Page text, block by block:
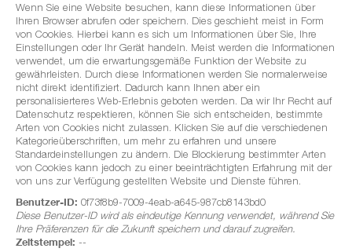
Wenn Sie eine Website besuchen, kann diese Informationen über
Ihren Browser abrufen oder speichern. Dies geschieht meist in Form
von Cookies. Hierbei kann es sich um Informationen über Sie, Ihre
Einstellungen oder Ihr Gerät handeln. Meist werden die Informationen
verwendet, um die erwartungsgemäße Funktion der Website zu
gewährleisten. Durch diese Informationen werden Sie normalerweise
nicht direkt identifiziert. Dadurch kann Ihnen aber ein
personalisierteres Web-Erlebnis geboten werden. Da wir Ihr Recht auf
Datenschutz respektieren, können Sie sich entscheiden, bestimmte
Arten von Cookies nicht zulassen. Klicken Sie auf die verschiedenen
Kategorieüberschriften, um mehr zu erfahren und unsere
Standardeinstellungen zu ändern. Die Blockierung bestimmter Arten
von Cookies kann jedoch zu einer beeinträchtigten Erfahrung mit der
von uns zur Verfügung gestellten Website und Dienste führen.
Benutzer-ID: 0f73f8b9-7009-4eab-a645-987cb8143bd0
Diese Benutzer-ID wird als eindeutige Kennung verwendet, während Sie
Ihre Präferenzen für die Zukunft speichern und darauf zugreifen.
Zeitstempel: --